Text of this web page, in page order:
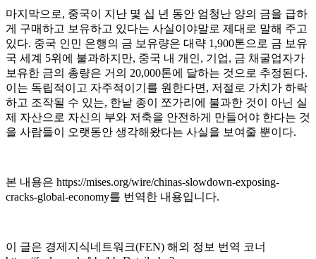
마지막으로, 중국이 지난 몇 십 년 동안 엄청난 양의 금을 급하
게 구매하고 보유하고 있다는 사실이야말로 제대로 말해 주고
있다. 중국 인민 은행의 금 보유량은 대략 1,900톤으로 금 보유
국 세계 5위에 불과하지만, 중국 내 개인, 기업, 금 채굴업자가
보유한 금의 총량은 거의 20,000톤에 달하는 것으로 추정된다.
이는 독립적이고 자주적이기를 원한다면, 저절로 가치가 하락
하고 조작될 수 있는, 한낱 종이 쪼가리에 불과한 것이 아닌 실
제 자산으로 자신의 부와 저축을 안전하게 만들어야 한다는 것
을 사람들이 오랫동안 생각해왔다는 사실을 보여줄 뿐이다.
본 내용은 https://mises.org/wire/chinas-slowdown-exposing-
cracks-global-economy를 번역한 내용입니다.
이 글은 경제지식네트워크(FEN) 해외 정보 번역 코너